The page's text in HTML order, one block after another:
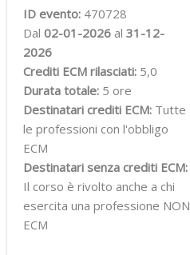
ID evento: 470728
Dal 02-01-2026 al 31-12-
2026
Crediti ECM rilasciati: 5,0
Durata totale: 5 ore
Destinatari crediti ECM: Tutte
le professioni con l'obbligo
ECM
Destinatari senza crediti ECM:
Il corso è rivolto anche a chi
esercita una professione NON
ECM